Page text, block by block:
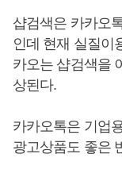
샵검색은 카카오
인데 현재 실질이
카오는 샵검색을
상된다.
카카오톡은 기업
광고상품도 좋은